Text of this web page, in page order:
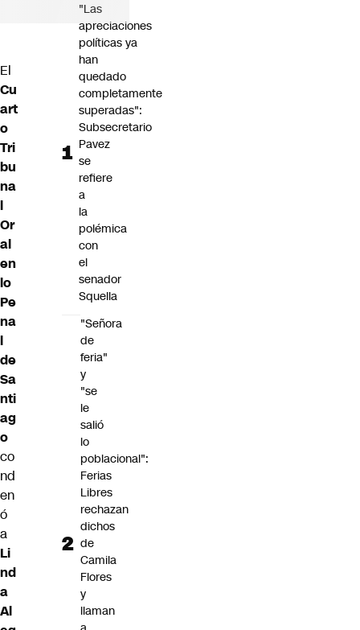
El
Cu
art
o
Tri
bu
na
l
Or
al
en
lo
Pe
na
l
de
Sa
nti
ag
o
co
nd
en
ó
a
Li
nd
a
Al
"Las
apreciaciones
políticas ya
han
quedado
completamente
superadas":
Subsecretario
Pavez
se
refiere
a
la
polémica
con
el
senador
Squella
"Señora
de
feria"
y
"se
le
salió
lo
poblacional":
Ferias
Libres
rechazan
dichos
de
Camila
Flores
y
llaman